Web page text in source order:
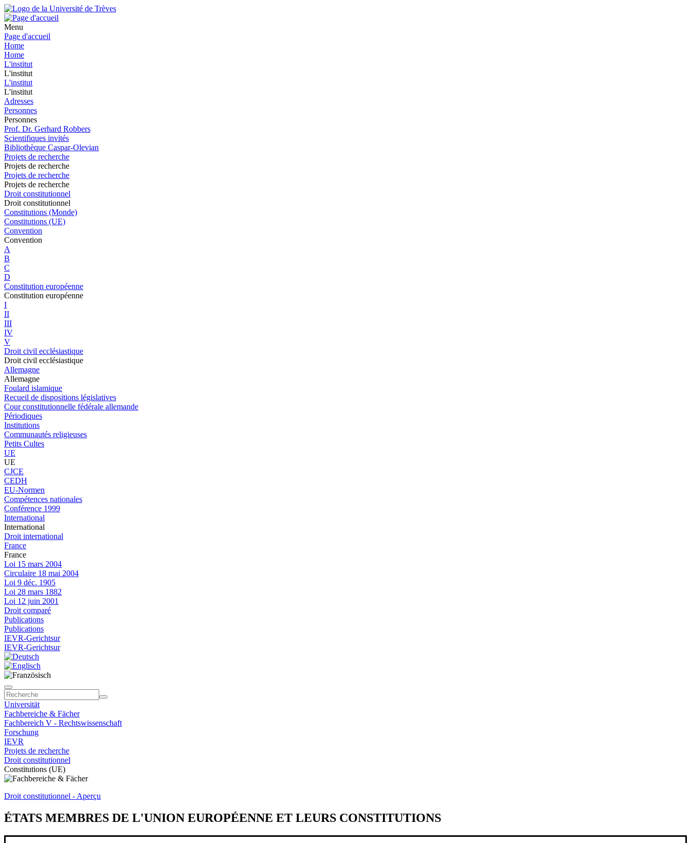
Menu
Page d'accueil
Home
Home
L'institut
L'institut
L'institut
L'institut
Adresses
Personnes
Personnes
Prof. Dr. Gerhard Robbers
Scientifiques invités
Bibliothèque Caspar-Olevian
Projets de recherche
Projets de recherche
Projets de recherche
Projets de recherche
Droit constitutionnel
Droit constitutionnel
Constitutions (Monde)
Constitutions (UE)
Convention
Convention
A
B
C
D
Constitution européenne
Constitution européenne
I
II
III
IV
V
Droit civil ecclésiastique
Droit civil ecclésiastique
Allemagne
Allemagne
Foulard islamique
Recueil de dispositions législatives
Cour constitutionnelle fédérale allemande
Périodiques
Institutions
Communautés religieuses
Petits Cultes
UE
UE
CJCE
CEDH
EU-Normen
Compétences nationales
Conférence 1999
International
International
Droit international
France
France
Loi 15 mars 2004
Circulaire 18 mai 2004
Loi 9 déc. 1905
Loi 28 mars 1882
Loi 12 juin 2001
Droit comparé
Publications
Publications
IEVR-Gerichtsur
IEVR-Gerichtsur
Universität
Fachbereiche & Fächer
Fachbereich V - Rechtswissenschaft
Forschung
IEVR
Projets de recherche
Droit constitutionnel
Constitutions (UE)
Droit constitutionnel - Aperçu
ÉTATS MEMBRES DE L'UNION EUROPÉENNE ET LEURS CONSTITUTIONS